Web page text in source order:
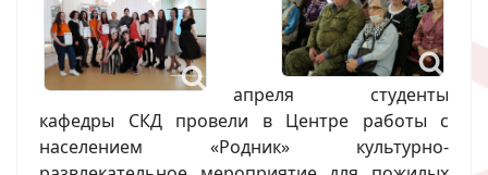
апреля студенты
кафедры СКД провели в Центре работы с
населением «Родник» культурно-